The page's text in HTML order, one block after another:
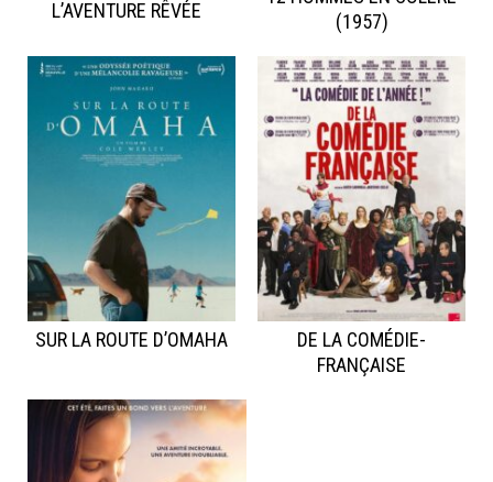
L’AVENTURE RÊVÉE
(1957)
SUR LA ROUTE D’OMAHA
DE LA COMÉDIE-
FRANÇAISE